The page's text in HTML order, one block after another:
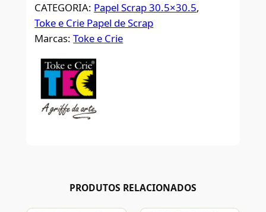
CATEGORIA: Papel Scrap 30.5×30.5
Toke e Crie Papel de Scrap
Marcas:Toke e Crie
PRODUTOS RELACIONADOS